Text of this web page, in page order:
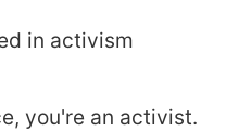
in activism
you're an activist.